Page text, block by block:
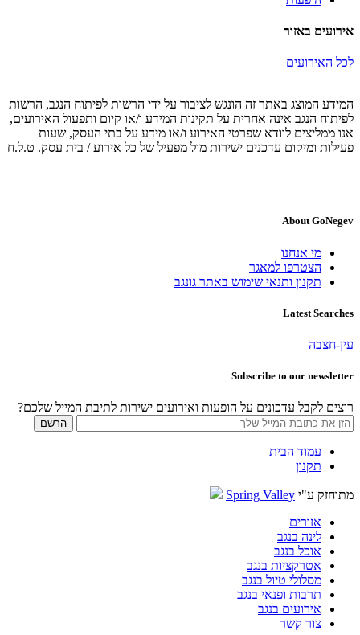
אירועים באזור
לכל האירועים
המידע המוצג באתר זה הונגש לציבור על ידי הרשות לפיתוח הנגב, הרשות
לפיתוח הנגב אינה אחרית על תקינות המידע ו/או קיום ותפעול האירועים,
אנו ממליצים לוודא שפרטי האירוע ו/או מידע על בתי העסק, שעות
פעילות ומיקום עדכנים ישירות מול מפעיל של כל אירוע / בית עסק. ט.ל.ח
About GoNegev
מי אנחנו
הצטרפו למאגר
תקנון ותנאי שימוש באתר גונגב
Latest Searches
עין-חצבה
Subscribe to our newsletter
רוצים לקבל עדכונים על הופעות ואירועים ישירות לתיבת המייל שלכם?
עמוד הבית
תקנון
מתוחזק ע"י Spring Valley
אזורים
לינה בנגב
אוכל בנגב
אטרקציות בנגב
מסלולי טיול בנגב
תרבות ופנאי בנגב
אירועים בנגב
צור קשר